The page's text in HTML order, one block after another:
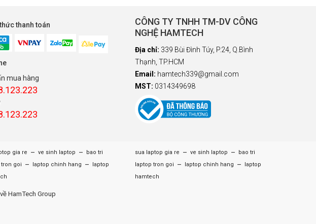
thanh toán
mua hàng
CÔNG TY TNHH TM-DV CÔNG
NGHỆ HAMTECH
Địa chỉ: 339 Bùi Đình Túy, P.24, Q.Bình
Thạnh, TP.HCM
Email: hamtech339@gmail.com
MST: 0314349698
gia re – ve sinh laptop –
bao tri
tron goi
– laptop chinh hang –
laptop
sua laptop gia re – ve sinh laptop –
bao tri
laptop tron goi
– laptop chinh hang –
laptop
hamtech
HamTech Group